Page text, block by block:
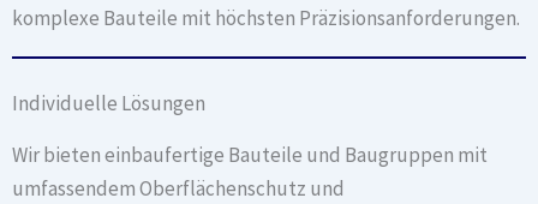
komplexe Bauteile mit höchsten Präzisionsanforderungen.
Individuelle Lösungen
Wir bieten einbaufertige Bauteile und Baugruppen mit
umfassendem Oberflächenschutz und